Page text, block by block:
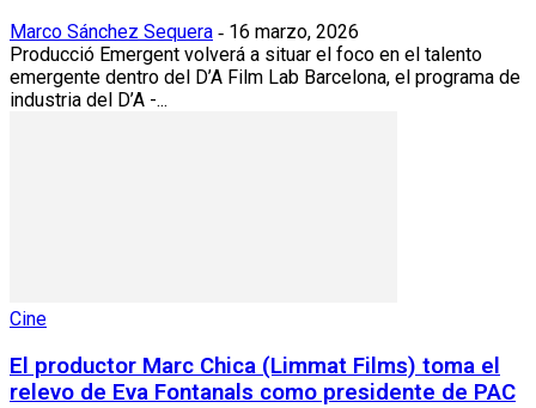
Marco Sánchez Sequera - 16 marzo, 2026
Producció Emergent volverá a situar el foco en el talento
emergente dentro del D’A Film Lab Barcelona, el programa de
industria del D’A -...
Cine
El productor Marc Chica (Limmat Films) toma el
relevo de Eva Fontanals como presidente de PAC